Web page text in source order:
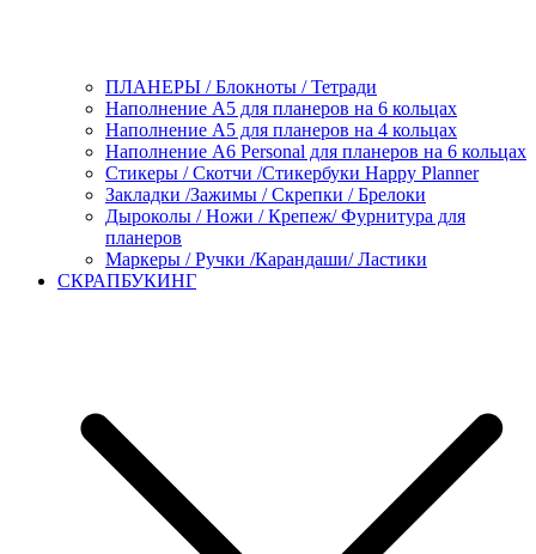
ПЛАНЕРЫ / Блокноты / Тетради
Наполнение А5 для планеров на 6 кольцах
Наполнение А5 для планеров на 4 кольцах
Наполнение А6 Personal для планеров на 6 кольцах
Стикеры / Скотчи /Стикербуки Happy Planner
Закладки /Зажимы / Скрепки / Брелоки
Дыроколы / Ножи / Крепеж/ Фурнитура для
планеров
Маркеры / Ручки /Карандаши/ Ластики
СКРАПБУКИНГ